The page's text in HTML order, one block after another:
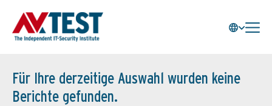
Für Ihre derzeitige Auswahl wurden keine
Berichte gefunden.